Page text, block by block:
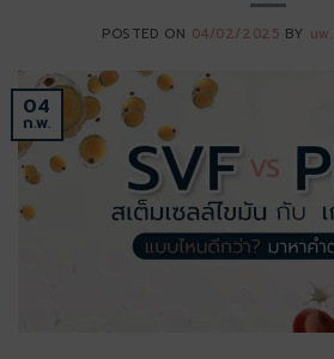
POSTED ON 04/02/2025 BY นพ
04
ก.พ.